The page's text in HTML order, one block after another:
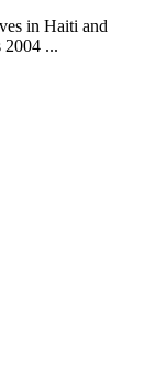
in Haiti and
2004 ...